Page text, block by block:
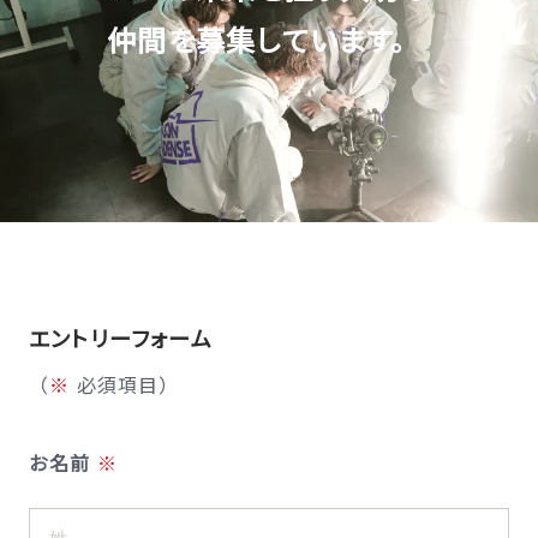
仲間を募集しています。
エントリーフォーム
（※ 必須項目）
お名前